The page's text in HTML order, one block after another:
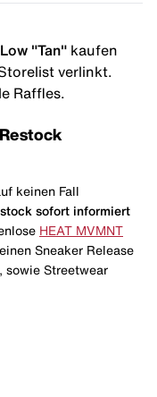
"Tan" kaufen
verlinkt.
Raffles.
keinen Fall
sofort informiert
HEAT MVMNT
Sneaker Release
sowie Streetwear